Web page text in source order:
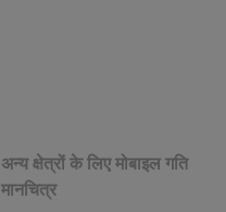
अन्य क्षेत्रों के लिए मोबाइल गति
मानचित्र